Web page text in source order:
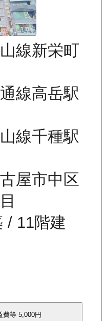
線新栄町
線高岳駅
線千種駅
屋市中区
/ 11階建
費等5,000円